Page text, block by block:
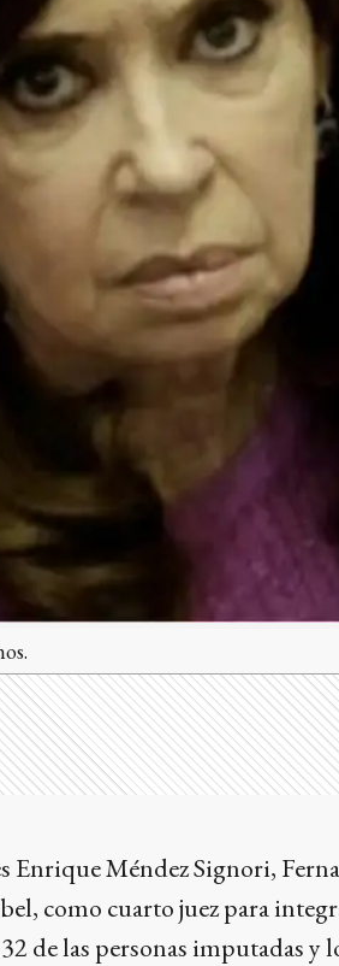
Enrique Méndez Signori,
como cuarto juez para
de las personas imputadas y